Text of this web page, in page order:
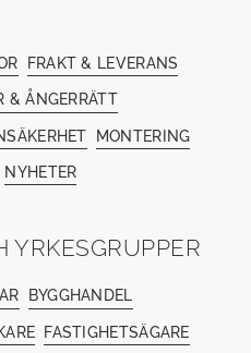
FRAKT & LEVERANS
& ÅNGERRÄTT
MONTERING
NYHETER
YRKESGRUPPER
BYGGHANDEL
FASTIGHETSÄGARE